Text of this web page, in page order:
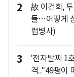
2
故 이건희,
들…어떻게
럽병사)
3
'전자발찌 1
격.."49평이